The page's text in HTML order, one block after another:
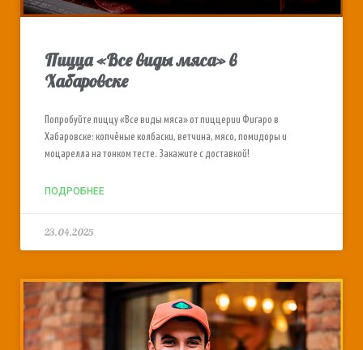
Пицца «Все виды мяса» в
Хабаровске
Попробуйте пиццу «Все виды мяса» от пиццерии Фигаро в
Хабаровске: копчёные колбаски, ветчина, мясо, помидоры и
моцарелла на тонком тесте. Закажите с доставкой!
ПОДРОБНЕЕ
23.04.2025